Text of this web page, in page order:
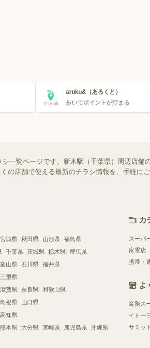
aruku&（あるくと）
歩いてポイントが貯まる
一覧ページです。新木駅（千葉県）周辺店
の店舗で使える最新のチラシ情報を、手軽に
宮城県 秋田県 山形県 福島県
千葉県 茨城県 栃木県 群馬県
富山県 石川県 福井県
三重県
滋賀県 奈良県 和歌山県
島根県 山口県
高知県
熊本県 大分県 宮崎県 鹿児島県 沖縄県
カ
スーパ
家電店
携帯・
よ
業務ス
イトー
サミット